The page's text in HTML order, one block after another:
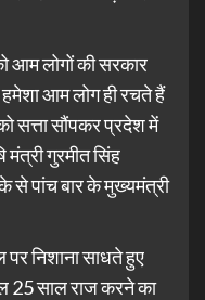
आम लोगों की सरकार
हमेशा आम लोग ही रचते हैं
सत्ता सौंपकर प्रदेश में
मंत्री गुरमीत सिंह
से पांच बार के मुख्यमंत्री
निशाना साधते हुए
25 साल राज करने का